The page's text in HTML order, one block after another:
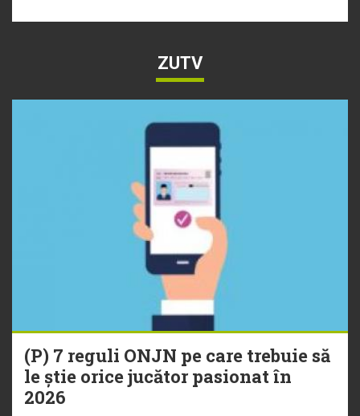
ZUTV
(P) 7 reguli ONJN pe care trebuie să
le știe orice jucător pasionat în
2026